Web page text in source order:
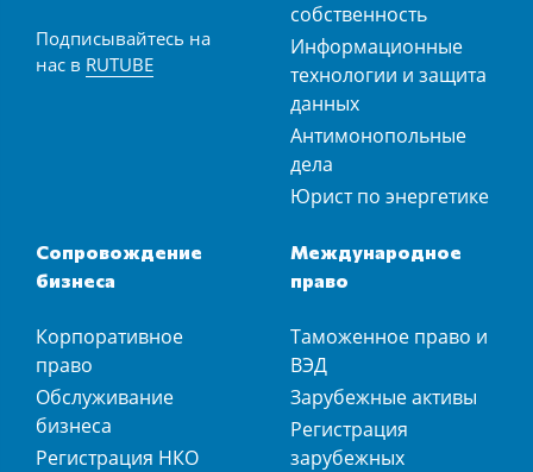
Подписывайтесь на
нас в RUTUBE
собственность
Информационные
технологии и защита
данных
Антимонопольные
дела
Юрист по энергетике
Сопровождение
бизнеса
Корпоративное
право
Обслуживание
бизнеса
Регистрация НКО
Международное
право
Таможенное право и
ВЭД
Зарубежные активы
Регистрация
зарубежных